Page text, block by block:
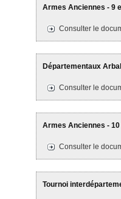
Armes Anciennes - 9
Consulter le
Départementaux
Consulter le
Armes Anciennes - 10
Consulter le
Tournoi